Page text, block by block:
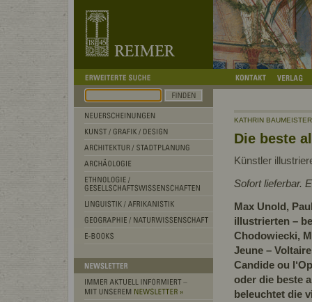
KATHRIN BAUMEISTER
Die beste
Künstler
Sofort lieferbar.
Max Unold,
illustrierten –
Chodowiecki,
Jeune –
Candide ou
oder die beste
beleuchtet die